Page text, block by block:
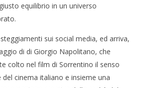
equilibrio in un universo
sui social media, ed arriva,
di di Giorgio Napolitano, che
colto nel film di Sorrentino il senso
cinema italiano e insieme una